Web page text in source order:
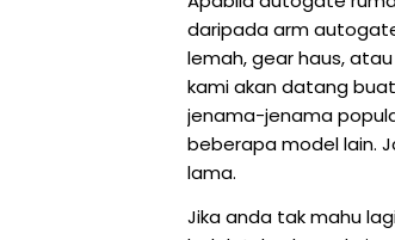
daripada arm
lemah, gear haus,
kami akan datang
jenama-jenama popular
beberapa model lain.
lama.
Jika anda tak mahu